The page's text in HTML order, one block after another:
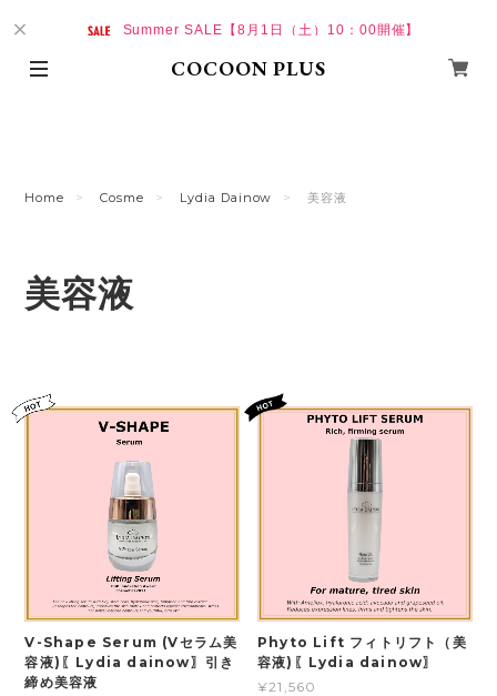
Summer SALE【8月1日（土）10：00開催】
COCOON PLUS
Home Cosme Lydia Dainow 美容液
美容液
V-Shape Serum (Vセラム美
容液)〖Lydia dainow〗引き
締め美容液
Phyto Lift フィトリフト（美
容液)〖Lydia dainow〗
¥21,560